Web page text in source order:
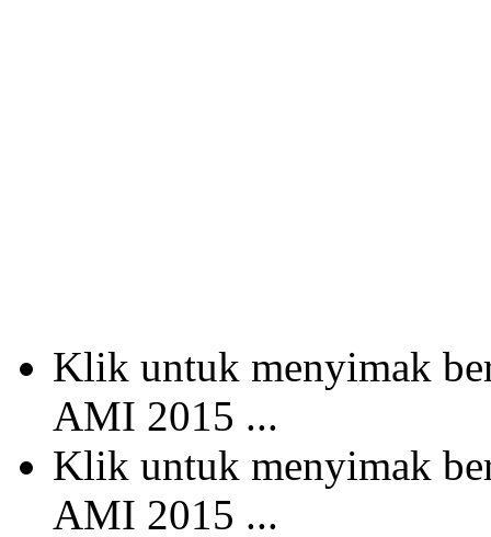
Klik untuk menyimak
AMI 2015 ...
Klik untuk menyimak
AMI 2015 ...